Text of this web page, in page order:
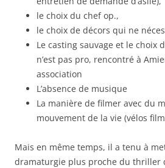
le choix du chef op.,
le choix de décors qui ne
Le casting sauvage et le choix
n’est pas pro, rencontré à
association
L’absence de musique
La manière de filmer avec du
mouvement de la vie (vélos
Mais en même temps, il a tenu à
dramaturgie plus proche du thriller